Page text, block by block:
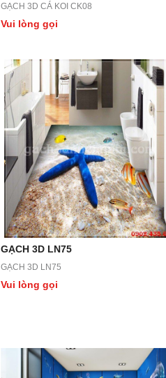
GẠCH 3D CÁ KOI CK08
Vui lòng gọi
GẠCH 3D LN75
GẠCH 3D LN75
Vui lòng gọi